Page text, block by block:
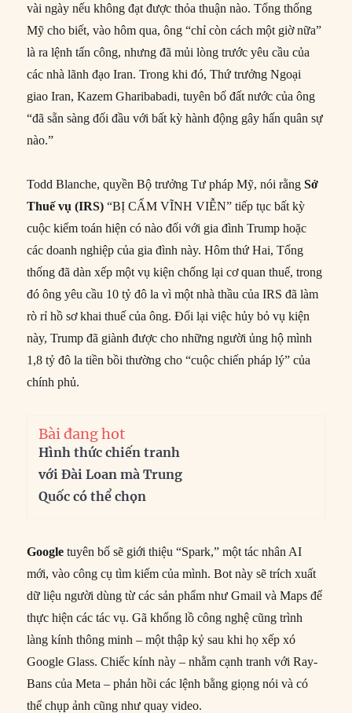
vài ngày nếu không đạt được thỏa thuận nào. Tổng thống
Mỹ cho biết, vào hôm qua, ông “chỉ còn cách một giờ nữa”
là ra lệnh tấn công, nhưng đã mủi lòng trước yêu cầu của
các nhà lãnh đạo Iran. Trong khi đó, Thứ trưởng Ngoại
giao Iran, Kazem Gharibabadi, tuyên bố đất nước của ông
“đã sẵn sàng đối đầu với bất kỳ hành động gây hấn quân sự
nào.”
Todd Blanche, quyền Bộ trưởng Tư pháp Mỹ, nói rằngSở
Thuế vụ (IRS) “BỊ CẤM VĨNH VIỄN” tiếp tục bất kỳ
cuộc kiểm toán hiện có nào đối với gia đình Trump hoặc
các doanh nghiệp của gia đình này. Hôm thứ Hai, Tổng
thống đã dàn xếp một vụ kiện chống lại cơ quan thuế, trong
đó ông yêu cầu 10 tỷ đô la vì một nhà thầu của IRS đã làm
rò rỉ hồ sơ khai thuế của ông. Đổi lại việc hủy bỏ vụ kiện
này, Trump đã giành được cho những người ủng hộ mình
1,8 tỷ đô la tiền bồi thường cho “cuộc chiến pháp lý” của
chính phủ.
Bài đang hot
Hình thức chiến tranh
với Đài Loan mà Trung
Quốc có thể chọn
Google tuyên bố sẽ giới thiệu “Spark,” một tác nhân AI
mới, vào công cụ tìm kiếm của mình. Bot này sẽ trích xuất
dữ liệu người dùng từ các sản phẩm như Gmail và Maps để
thực hiện các tác vụ. Gã khổng lồ công nghệ cũng trình
làng kính thông minh – một thập kỷ sau khi họ xếp xó
Google Glass. Chiếc kính này – nhằm cạnh tranh với Ray-
Bans của Meta – phản hồi các lệnh bằng giọng nói và có
thể chụp ảnh cũng như quay video.